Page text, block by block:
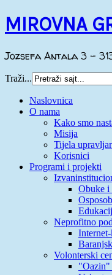
MIROVNA
Jozsefa Antala 3 -
Traži...
Naslovnica
O nama
Kako smo
Misija
Tijela
Korisnici
Programi i projekti
Obuke i
Neprofitno
Volonterski
"Oazin"